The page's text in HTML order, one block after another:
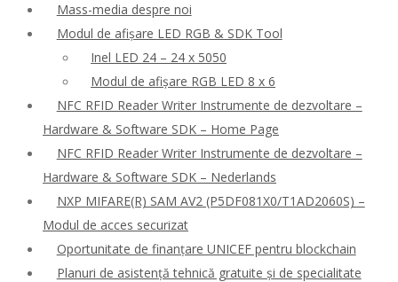
Mass-media despre noi
Modul de afișare LED RGB & SDK Tool
Inel LED 24 – 24 x 5050
Modul de afișare RGB LED 8 x 6
NFC RFID Reader Writer Instrumente de dezvoltare –
Hardware & Software SDK – Home Page
NFC RFID Reader Writer Instrumente de dezvoltare –
Hardware & Software SDK – Nederlands
NXP MIFARE(R) SAM AV2 (P5DF081X0/T1AD2060S) –
Modul de acces securizat
Oportunitate de finanțare UNICEF pentru blockchain
Planuri de asistență tehnică gratuite și de specialitate